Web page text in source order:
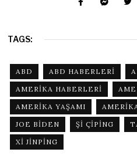
TAGS:
ABD ABD HABERLERI
AMERIKA HABERLERI
AMERIKA YAŞAMI
JOE BIDEN
ŞI ÇIPING
XI JINPING